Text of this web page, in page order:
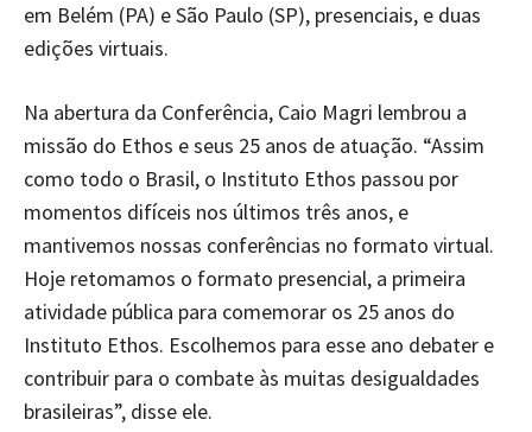
em Belém (PA) e São Paulo (SP), presenciais, e duas
edições virtuais.
Na abertura da Conferência, Caio Magri lembrou a
missão do Ethos e seus 25 anos de atuação. “Assim
como todo o Brasil, o Instituto Ethos passou por
momentos difíceis nos últimos três anos, e
mantivemos nossas conferências no formato virtual.
Hoje retomamos o formato presencial, a primeira
atividade pública para comemorar os 25 anos do
Instituto Ethos. Escolhemos para esse ano debater e
contribuir para o combate às muitas desigualdades
brasileiras”, disse ele.